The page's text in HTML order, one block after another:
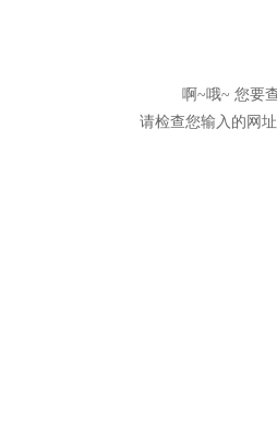
啊~哦~ 您要
请检查您输入的网